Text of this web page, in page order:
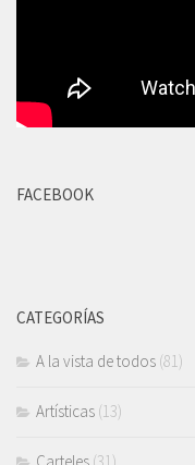
FACEBOOK
CATEGORÍAS
A la vista de todos (81)
Artísticas (13)